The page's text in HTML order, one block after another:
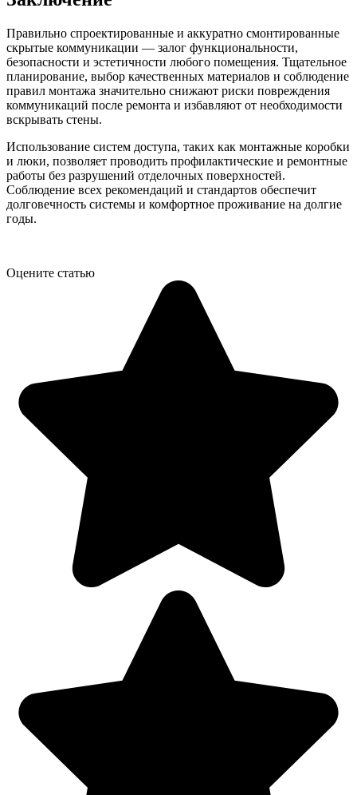
Правильно спроектированные и аккуратно смонтированные
скрытые коммуникации — залог функциональности,
безопасности и эстетичности любого помещения. Тщательное
планирование, выбор качественных материалов и соблюдение
правил монтажа значительно снижают риски повреждения
коммуникаций после ремонта и избавляют от необходимости
вскрывать стены.
Использование систем доступа, таких как монтажные коробки
и люки, позволяет проводить профилактические и ремонтные
работы без разрушений отделочных поверхностей.
Соблюдение всех рекомендаций и стандартов обеспечит
долговечность системы и комфортное проживание на долгие
годы.
Оцените статью